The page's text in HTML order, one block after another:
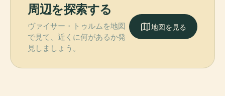
周辺を探索する
ヴァイサー・トゥルムを地図
で見て、近くに何があるか発
見しましょう。
地図を見る